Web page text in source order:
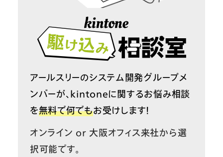
アールスリーのシステム開発グループメ
ンバーが、kintoneに関するお悩み相談
を無料で何でもお受けします！
オンライン or 大阪オフィス来社から選
択可能です。